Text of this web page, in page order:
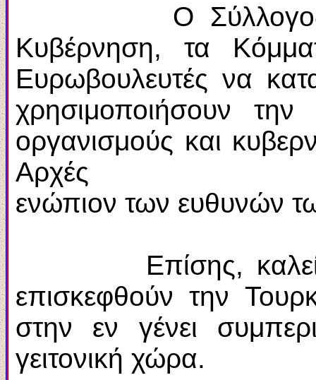
Ο Σύλλογος
Κυβέρνηση, τα
Ευρωβουλευτές να
χρησιμοποιήσουν
οργανισμούς και
Αρχές
ενώπιον των ευθυνών
Επίσης, καλεί
επισκεφθούν την
στην εν γένει
γειτονική χώρα.